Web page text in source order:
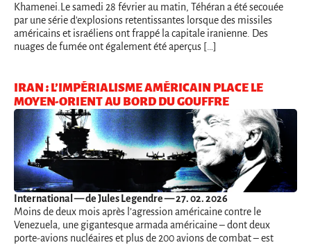
Khamenei.Le samedi 28 février au matin, Téhéran a été secouée
par une série d'explosions retentissantes lorsque des missiles
américains et israéliens ont frappé la capitale iranienne. Des
nuages de fumée ont également été aperçus […]
IRAN : L’IMPÉRIALISME AMÉRICAIN PLACE LE
MOYEN-ORIENT AU BORD DU GOUFFRE
International— de Jules Legendre — 27. 02. 2026
Moins de deux mois après l’agression américaine contre le
Venezuela, une gigantesque armada américaine – dont deux
porte-avions nucléaires et plus de 200 avions de combat – est